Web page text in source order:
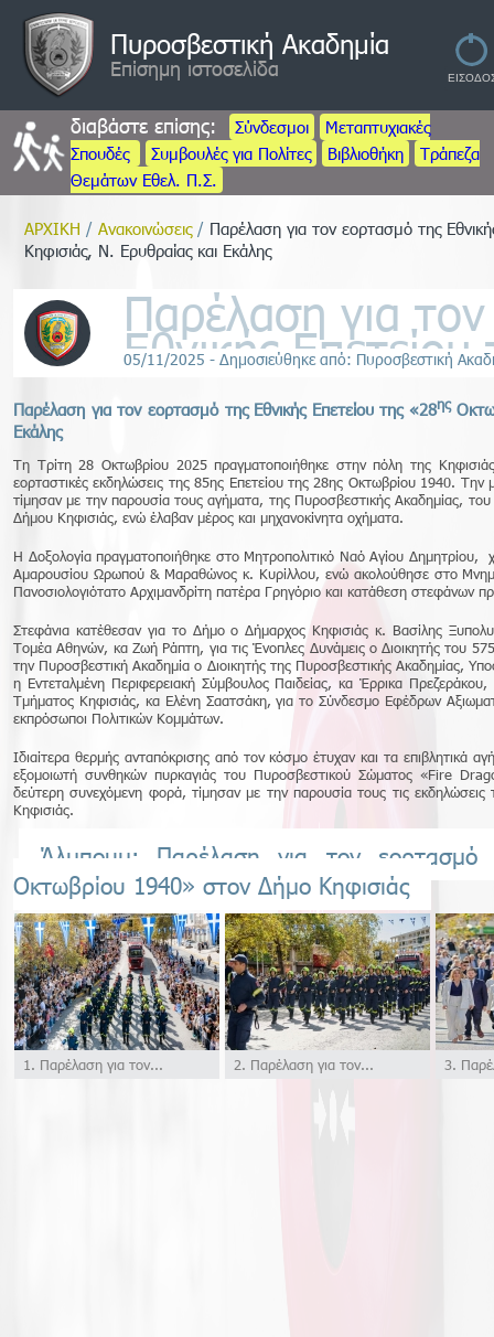
Πυροσβεστική Ακαδημία
Επίσημη ιστοσελίδα
διαβάστε επίσης: Σύνδεσμοι
Μεταπτυχιακές
Σπουδές
Συμβουλές για Πολίτες Βιβλιοθήκη
Τράπεζα
Θεμάτων Εθελ. Π.Σ.
ΑΡΧΙΚΗ / Ανακοινώσεις/ Παρέλαση για τον εορτασμό της
Κηφισιάς, Ν. Ερυθραίας και Εκάλης
Παρέλαση για
Εθνικής
Οκτωβρίου
Κηφισιάς, Ν.
05/11/2025 - Δημοσιεύθηκε από: Πυροσβεστική
Παρέλαση για τον εορτασμό της Εθνικής Επετείου της «28ης
Εκάλης
Τη Τρίτη 28 Οκτωβρίου 2025 πραγματοποιήθηκε στην πόλη της
εορταστικές εκδηλώσεις της 85ης Επετείου της 28ης Οκτωβρίου 1940.
τίμησαν με την παρουσία τους αγήματα, της Πυροσβεστικής Ακαδημίας,
Δήμου Κηφισιάς, ενώ έλαβαν μέρος και μηχανοκίνητα οχήματα.
Η Δοξολογία πραγματοποιήθηκε στο Μητροπολιτικό Ναό Αγίου Δημητρίου,
Αμαρουσίου Ωρωπού & Μαραθώνος κ. Κυρίλλου, ενώ ακολούθησε στο
Πανοσιολογιότατο Αρχιμανδρίτη πατέρα Γρηγόριο και κατάθεση στεφάνων
Στεφάνια κατέθεσαν για το Δήμο ο Δήμαρχος Κηφισιάς κ. Βασίλης
Τομέα Αθηνών, κα Ζωή Ράπτη, για τις Ένοπλες Δυνάμεις ο Διοικητής του
την Πυροσβεστική Ακαδημία ο Διοικητής της Πυροσβεστικής Ακαδημίας,
η Εντεταλμένη Περιφερειακή Σύμβουλος Παιδείας, κα Έρρικα
Τμήματος Κηφισιάς, κα Ελένη Σαατσάκη, για το Σύνδεσμο Εφέδρων
εκπρόσωποι Πολιτικών Κομμάτων.
Ιδιαίτερα θερμής ανταπόκρισης από τον κόσμο έτυχαν και τα επιβλητικά
εξομοιωτή συνθηκών πυρκαγιάς του Πυροσβεστικού Σώματος «Fire
δεύτερη συνεχόμενη φορά, τίμησαν με την παρουσία τους τις
Κηφισιάς.
Άλμπουμ: Παρέλαση για τον εορτασμό
Οκτωβρίου 1940» στον Δήμο Κηφισιάς
1. Παρέλαση για τον... 2. Παρέλαση για τον... 3.